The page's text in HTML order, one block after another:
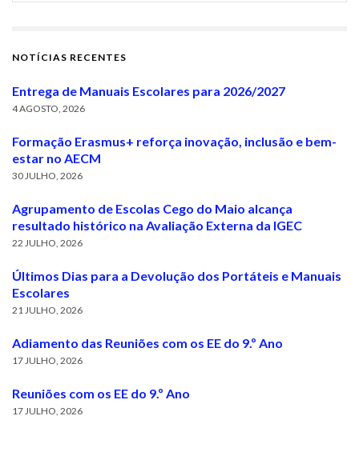
NOTÍCIAS RECENTES
Entrega de Manuais Escolares para 2026/2027
4 AGOSTO, 2026
Formação Erasmus+ reforça inovação, inclusão e bem-
estar no AECM
30 JULHO, 2026
Agrupamento de Escolas Cego do Maio alcança
resultado histórico na Avaliação Externa da IGEC
22 JULHO, 2026
Últimos Dias para a Devolução dos Portáteis e Manuais
Escolares
21 JULHO, 2026
Adiamento das Reuniões com os EE do 9.º Ano
17 JULHO, 2026
Reuniões com os EE do 9.º Ano
17 JULHO, 2026